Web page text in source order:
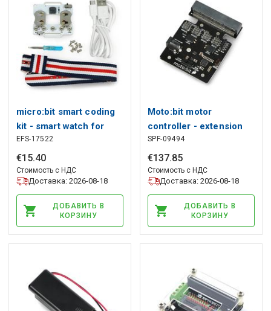
micro:bit smart coding
kit - smart watch for
micro:bit - ElecFreaks
EF08206
EFS-17522
€15.40
Стоимость с НДС
Доставка: 2026-08-18
ДОБАВИТЬ В
КОРЗИНУ
Moto:bit motor
controller - extension
for BBC micro:bit -
Qwiic - SparkFun DEV-
15713
SPF-09494
€137.85
Стоимость с НДС
Доставка: 2026-08-18
ДОБАВИТЬ В
КОРЗИНУ